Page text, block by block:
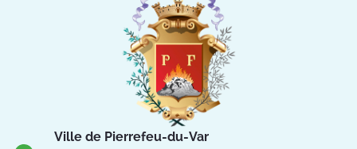
Ville de Pierrefeu-du-Var